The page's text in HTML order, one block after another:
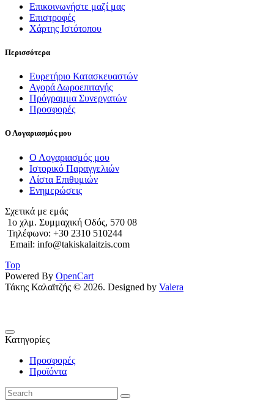
Επικοινωνήστε μαζί μας
Επιστροφές
Χάρτης Ιστότοπου
Περισσότερα
Ευρετήριο Κατασκευαστών
Αγορά Δωροεπιταγής
Πρόγραμμα Συνεργατών
Προσφορές
Ο Λογαριασμός μου
Ο Λογαριασμός μου
Ιστορικό Παραγγελιών
Λίστα Επιθυμιών
Ενημερώσεις
Σχετικά με εμάς
1o χλμ. Συμμαχική Οδός, 570 08
Τηλέφωνο: +30 2310 510244
Email: info@takiskalaitzis.com
Top
Powered By OpenCart
Τάκης Καλαϊτζής © 2026. Designed by Valera
Κατηγορίες
Προσφορές
Προϊόντα